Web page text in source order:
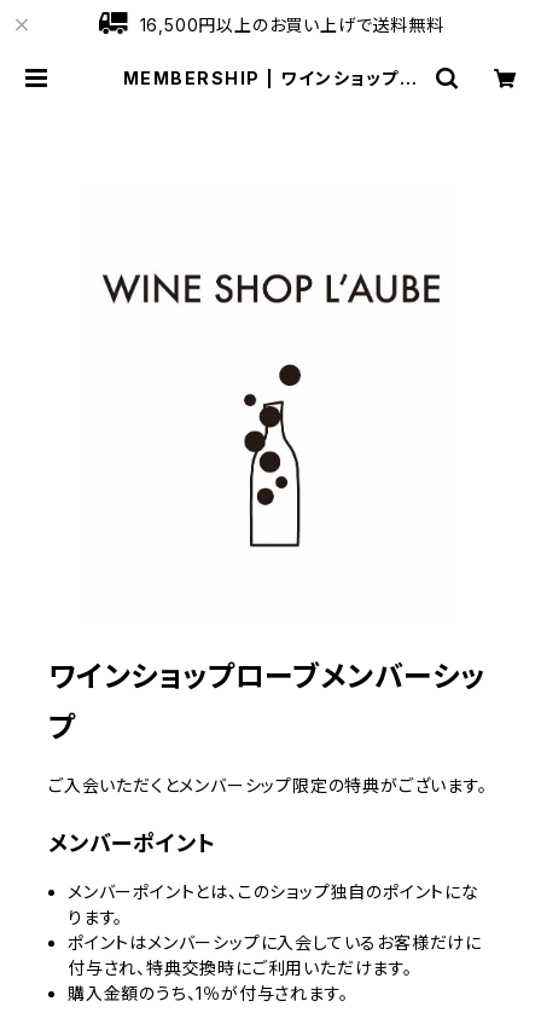
16,500円以上のお買い上げで送料無料
MEMBERSHIP | ワインショップロ
ワインショップローブメンバーシッ
プ
ご入会いただくとメンバーシップ限定の特典がございます。
メンバーポイント
メンバーポイントとは、このショップ独自のポイントにな
ります。
ポイントはメンバーシップに入会しているお客様だけに
付与され、特典交換時にご利用いただけます。
購入金額のうち、1％が付与されます。